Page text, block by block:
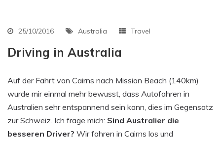
25/10/2016 Australia Travel
Driving in Australia
Auf der Fahrt von Cairns nach Mission Beach (140km)
wurde mir einmal mehr bewusst, dass Autofahren in
Australien sehr entspannend sein kann, dies im Gegensatz
zur Schweiz. Ich frage mich: Sind Australier die
besseren Driver? Wir fahren in Cairns los und